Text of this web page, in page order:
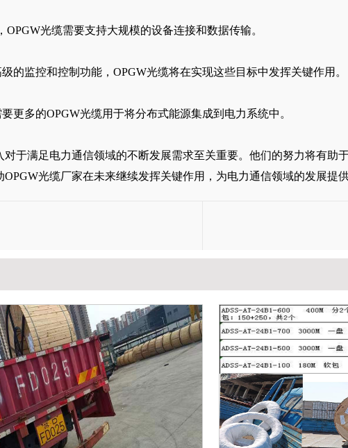
光缆需要支持大规模的设备连接和数据传输。
的监控和控制功能，OPGW光缆将在实现这些目标中发挥关键作用。
更多的OPGW光缆用于将分布式能源集成到电力系统中。
于满足电力通信领域的不断发展需求至关重要。他们的努力将有
光缆厂家在未来继续发挥关键作用，为电力通信领域的发展提